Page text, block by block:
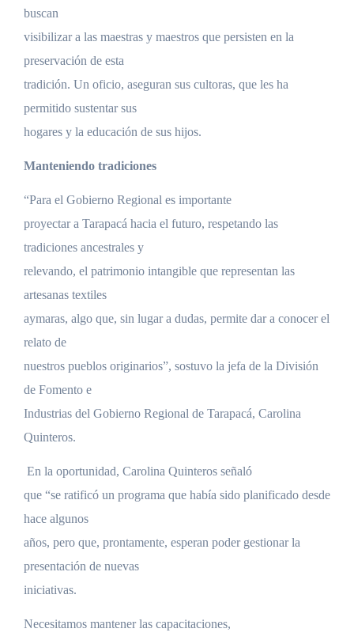
buscan
visibilizar a las maestras y maestros que persisten en la
preservación de esta
tradición. Un oficio, aseguran sus cultoras, que les ha
permitido sustentar sus
hogares y la educación de sus hijos.
Manteniendo tradiciones
“Para el Gobierno Regional es importante
proyectar a Tarapacá hacia el futuro, respetando las
tradiciones ancestrales y
relevando, el patrimonio intangible que representan las
artesanas textiles
aymaras, algo que, sin lugar a dudas, permite dar a conocer el
relato de
nuestros pueblos originarios”, sostuvo la jefa de la División
de Fomento e
Industrias del Gobierno Regional de Tarapacá, Carolina
Quinteros.
En la oportunidad, Carolina Quinteros señaló
que “se ratificó un programa que había sido planificado desde
hace algunos
años, pero que, prontamente, esperan poder gestionar la
presentación de nuevas
iniciativas.
Necesitamos mantener las capacitaciones,